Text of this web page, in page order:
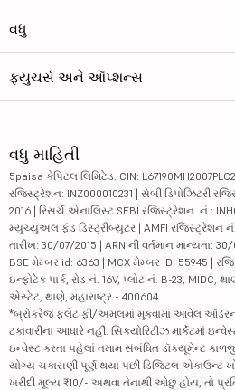
વધુ
ફ્યુચર્સ અને ઑપ્શન્સ
વધુ માહિતી
5paisa કેપિટલ લિમિટેડ. CIN:
રજિસ્ટ્રેશન: INZ000010231 | સેબી ડિપોઝિટરી
2016 | રિસર્ચ એનાલિસ્ટ SEBI રજિસ્ટ્રેશન. નં.:
મ્યુચ્યુઅલ ફંડ ડિસ્ટ્રીબ્યુટર | AMFI રજિસ્ટ્રેશન નં.:
તારીખ: 30/07/2015 | ARN ની વર્તમાન માન્યતા:
BSE મેમ્બર id: 6363 | MCX મેમ્બર ID: 55945 |
ઇન્ફોટેક પાર્ક, રોડ નં. 16V, પ્લોટ નં. B-23, MIDC,
એસ્ટેટ, થાણે, મહારાષ્ટ્ર - 400604
*બ્રોકરેજ ફ્લેટ ફી/અમલમાં મુકવામાં આવેલ
ટકાવારીના આધારે નહીં. સિક્યોરિટીઝ માર્કેટમાં
ઇન્વેસ્ટ કરતા પહેલાં તમામ સંબંધિત ડૉક્યૂમેન્ટ
યોગ્ય ચકાસણી પૂર્ણ થયા પછી ડિજિટલ એકાઉન્ટ
ખરીદી મૂલ્ય ₹10/- અથવા તેનાથી ઓછું હોય, તો